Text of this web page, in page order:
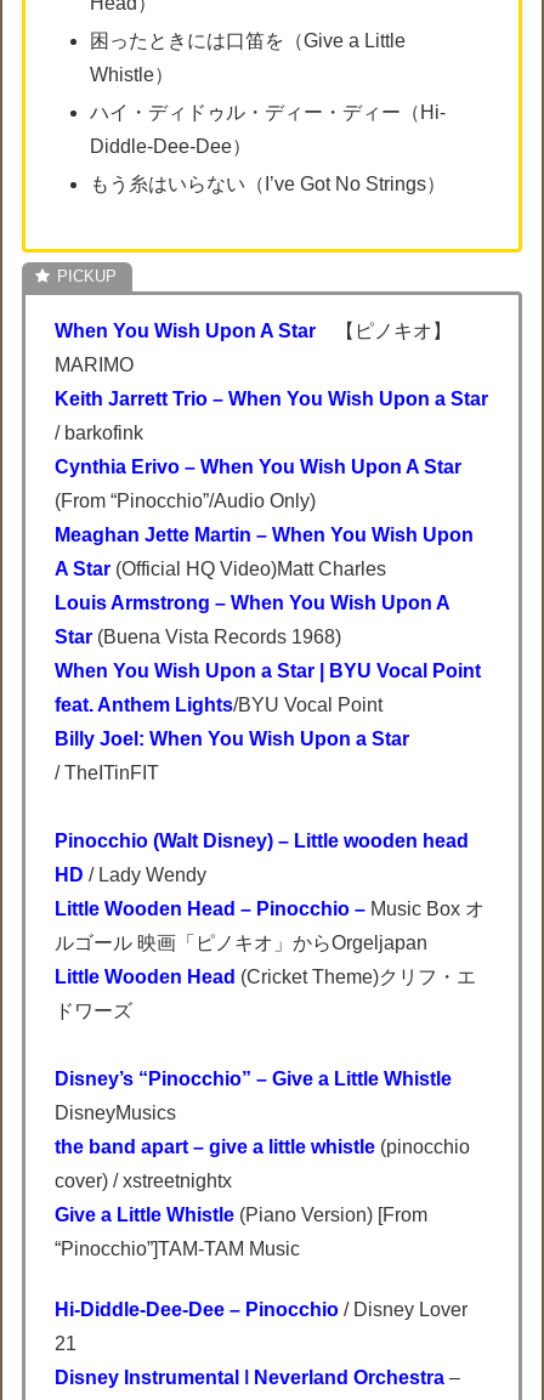
困ったときには口笛を（Give a Little
Whistle）
ハイ・ディドゥル・ディー・ディー（Hi-
Diddle-Dee-Dee）
もう糸はいらない（I’ve Got No Strings）
When You Wish Upon A Star
【ピノキオ】
MARIMO
Keith Jarrett Trio – When You Wish Upon a Star
/ barkofink
Cynthia Erivo – When You Wish Upon A Star
(From “Pinocchio”/Audio Only)
Meaghan Jette Martin – When You Wish Upon
A Star (Official HQ Video)Matt Charles
Louis Armstrong – When You Wish Upon A
Star (Buena Vista Records 1968)
When You Wish Upon a Star | BYU Vocal Point
feat. Anthem Lights/BYU Vocal Point
Billy Joel: When You Wish Upon a Star
/ TheITinFIT
Pinocchio (Walt Disney) – Little wooden head
HD / Lady Wendy
Little Wooden Head – Pinocchio – Music Box オ
ルゴール 映画「ピノキオ」からOrgeljapan
Little Wooden Head (Cricket Theme)クリフ・エ
ドワーズ
Disney’s “Pinocchio” – Give a Little Whistle
DisneyMusics
the band apart – give a little whistle (pinocchio
cover) / xstreetnightx
Give a Little Whistle (Piano Version) [From
“Pinocchio”]TAM-TAM Music
Hi-Diddle-Dee-Dee – Pinocchio / Disney Lover
21
Disney Instrumental ǀ Neverland Orchestra –